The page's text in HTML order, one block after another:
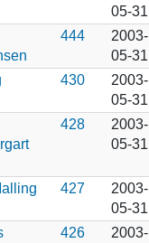
05-31
444
2003-
05-31
430
2003-
05-31
428
2003-
05-31
427
2003-
05-31
426
2003-